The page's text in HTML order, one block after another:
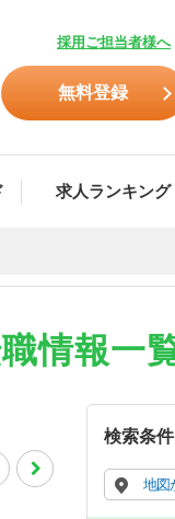
採用ご担当者様へ
無料登録
求人ランキング
情報一
検索条
地図